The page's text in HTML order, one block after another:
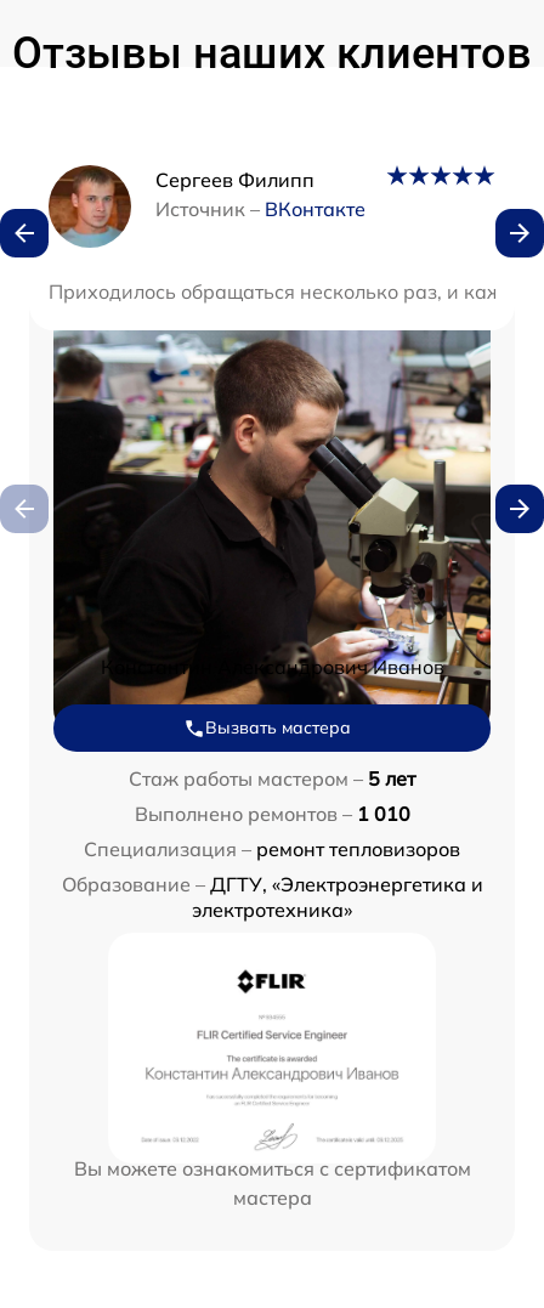
Отзывы наших клиентов
Сергеев Филипп
Источник – ВКонтакте
Приходилось обращаться несколько раз, и
Наши мастера
Константин Александрович Иванов
Вызвать мастера
Стаж работы мастером – 5 лет
Выполнено ремонтов – 1 010
Специализация – ремонт тепловизоров
Образование – ДГТУ, «Электроэнергетика и
электротехника»
Вы можете ознакомиться с сертификатом
мастера